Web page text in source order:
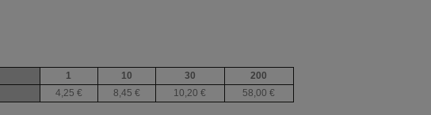
1 10 30 200
4,25 € 8,45 € 10,20 € 58,00 €